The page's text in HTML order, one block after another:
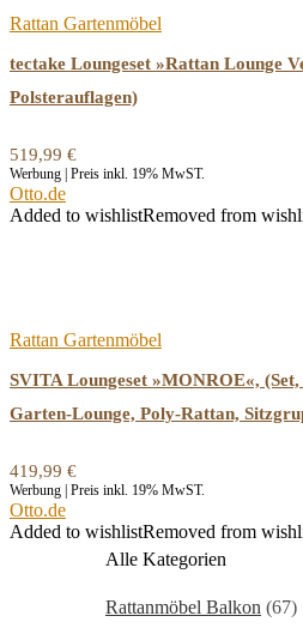
Rattan Gartenmöbel
tectake Loungeset »Rattan Lounge
Polsterauflagen)
519,99 €
Werbung | Preis inkl. 19% MwST.
Otto.de
Added to wishlistRemoved from
Rattan Gartenmöbel
SVITA Loungeset »MONROE«,
Garten-Lounge, Poly-Rattan,
419,99 €
Werbung | Preis inkl. 19% MwST.
Otto.de
Added to wishlistRemoved from
Alle Kategorien
Rattanmöbel Balkon (67)